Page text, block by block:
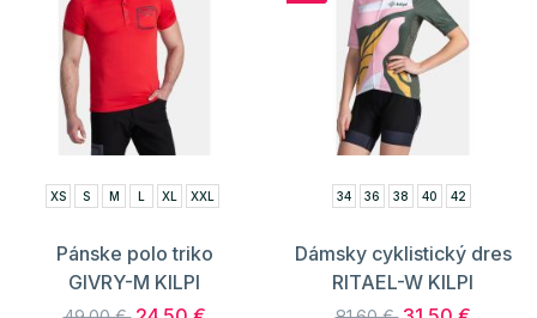
XS S M L XL XXL
Pánske polo triko
GIVRY-M KILPI
34 36 38 40 42
Dámsky cyklistický dres
RITAEL-W KILPI